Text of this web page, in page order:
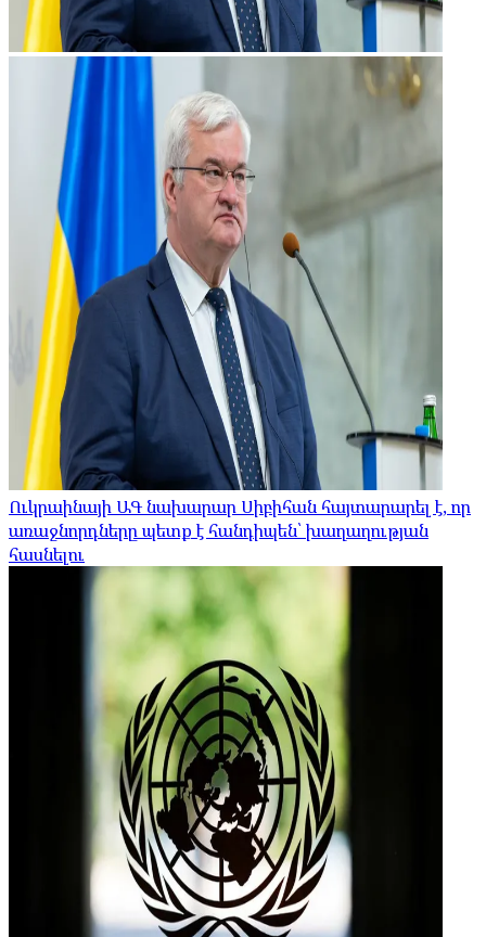
Ուկրաինայի ԱԳ նախարար Սիբիհան հայտարարել է, որ
առաջնորդները պետք է հանդիպեն՝ խաղաղության
հասնելու